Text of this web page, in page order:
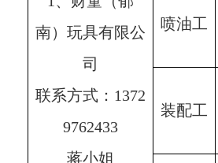
南）玩具有限公
司
联系方式：1372
9762433
蒋小姐
喷油工
装配工